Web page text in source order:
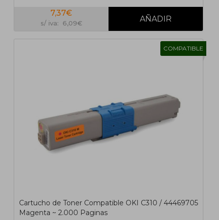
7,37€
s/ iva: 6,09€
COMPATIBLE
Cartucho de Toner Compatible OKI C310 / 44469705
Magenta ~ 2.000 Paginas